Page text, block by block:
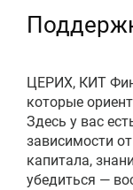
ЦЕРИХ, КИТ
которые
Здесь у вас
зависимости
капитала,
убедиться —